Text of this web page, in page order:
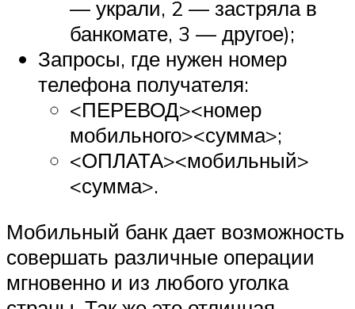
— украли, 2 — застряла в
банкомате, 3 — другое);
Запросы, где нужен номер
телефона получателя:
<ПЕРЕВОД><номер
мобильного><сумма>;
<ОПЛАТА><мобильный>
<сумма>.
Мобильный банк дает возможность
совершать различные операции
мгновенно и из любого уголка